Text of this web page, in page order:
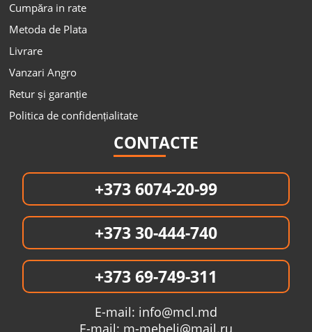
Cumpăra in rate
Metoda de Plata
Livrare
Vanzari Angro
Retur și garanție
Politica de confidențialitate
CONTACTE
+373 6074-20-99
+373 30-444-740
+373 69-749-311
E-mail: info@mcl.md